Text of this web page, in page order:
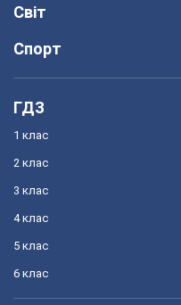
Світ
Спорт
ГДЗ
1 клас
2 клас
3 клас
4 клас
5 клас
6 клас